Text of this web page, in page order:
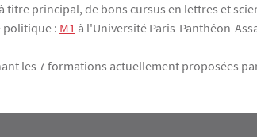
titre principal, de bons cursus en lettres et
politique : M1 à l'Université Paris-Panthéon-
les 7 formations actuellement proposées